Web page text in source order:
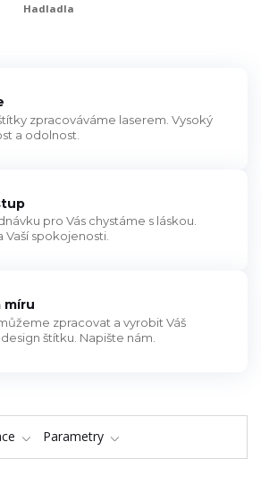
Hadladla
zpracováváme laserem. Vysoký
a odolnost.
pro Vás chystáme s láskou.
Vaší spokojenosti.
míru
zpracovat a vyrobit Váš
štítku. Napište nám.
Parametry